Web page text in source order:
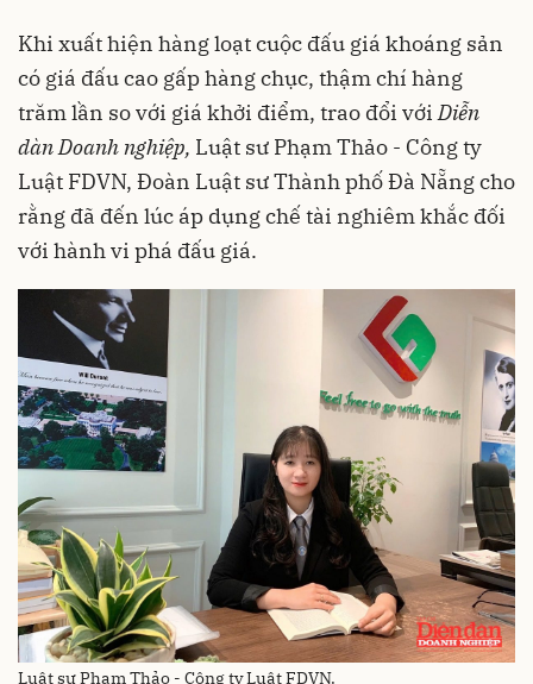
Khi xuất hiện hàng loạt cuộc đấu giá khoáng sản
có giá đấu cao gấp hàng chục, thậm chí hàng
trăm lần so với giá khởi điểm, trao đổi vớiDiễn
dàn Doanh nghiệp, Luật sư Phạm Thảo - Công ty
Luật FDVN, Đoàn Luật sư Thành phố Đà Nẵng cho
rằng đã đến lúc áp dụng chế tài nghiêm khắc đối
với hành vi phá đấu giá.
Luật sư Phạm Thảo - Công ty Luật FDVN.